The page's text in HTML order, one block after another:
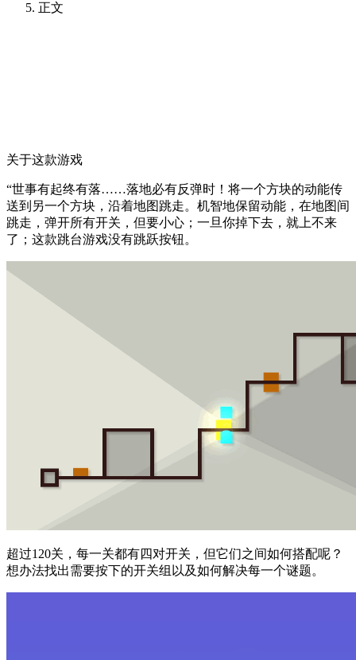
正文
关于这款游戏
“世事有起终有落……落地必有反弹时！将一个方块的动能传
送到另一个方块，沿着地图跳走。机智地保留动能，在地图间
跳走，弹开所有开关，但要小心；一旦你掉下去，就上不来
了；这款跳台游戏没有跳跃按钮。
超过120关，每一关都有四对开关，但它们之间如何搭配呢？
想办法找出需要按下的开关组以及如何解决每一个谜题。